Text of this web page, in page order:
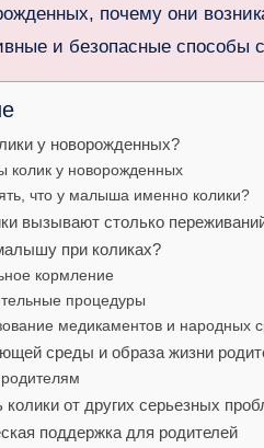
почему они
и безопасные способы
у новорожденных?
колик у новорожденных
что у малыша именно колики?
вызывают столько
при коликах?
кормление
процедуры
медикаментов и народных
среды и образа жизни
колики от других серьезных
поддержка для родителей